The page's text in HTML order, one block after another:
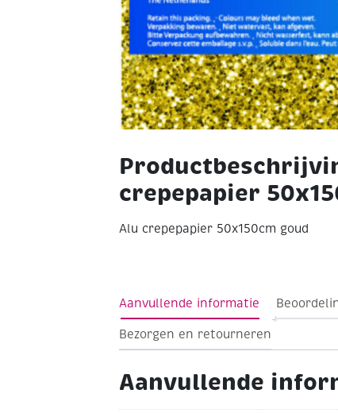
crepepapier
Alu crepepapier 50x150cm goud
Aanvullende informatie
Bezorgen en retourneren
Aanvullende